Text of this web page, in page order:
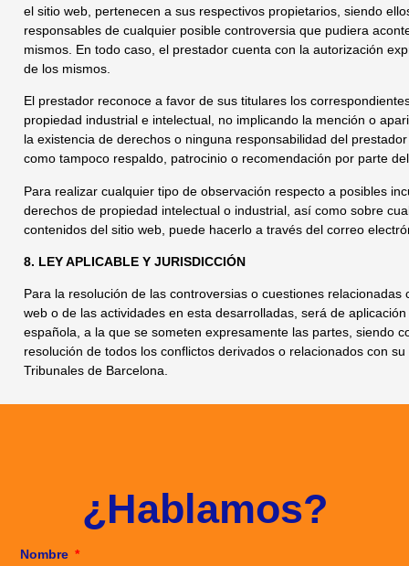
el sitio web, pertenecen a sus respectivos propietarios, siendo
responsables de cualquier posible controversia que pudiera
mismos. En todo caso, el prestador cuenta con la autorización
de los mismos.
El prestador reconoce a favor de sus titulares los
propiedad industrial e intelectual, no implicando la mención o
la existencia de derechos o ninguna responsabilidad del
como tampoco respaldo, patrocinio o recomendación por parte
Para realizar cualquier tipo de observación respecto a posibles
derechos de propiedad intelectual o industrial, así como sobre
contenidos del sitio web, puede hacerlo a través del correo
8. LEY APLICABLE Y JURISDICCIÓN
Para la resolución de las controversias o cuestiones relacionadas
web o de las actividades en esta desarrolladas, será de
española, a la que se someten expresamente las partes, siendo
resolución de todos los conflictos derivados o relacionados con
Tribunales de Barcelona.
¿Hablamos?
Nombre